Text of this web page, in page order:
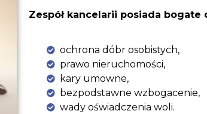
Zespół kancelarii posiada
ochrona dóbr osobistych,
prawo nieruchomości,
kary umowne,
bezpodstawne wzbogacenie,
wady oświadczenia woli.